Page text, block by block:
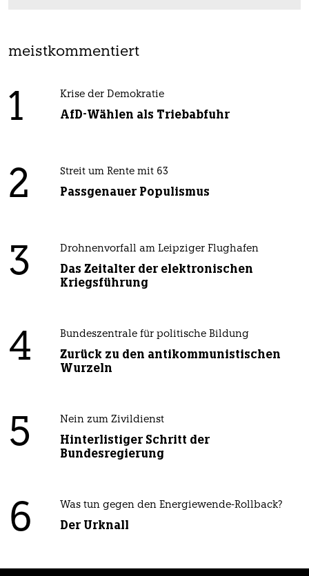
meistkommentiert
1 Krise der Demokratie
AfD-Wählen als Triebabfuhr
2 Streit um Rente mit 63
Passgenauer Populismus
3 Drohnenvorfall am Leipziger Flughafen
Das Zeitalter der elektronischen
Kriegsführung
4 Bundeszentrale für politische Bildung
Zurück zu den antikommunistischen
Wurzeln
5 Nein zum Zivildienst
Hinterlistiger Schritt der
Bundesregierung
6 Was tun gegen den Energiewende-Rollback?
Der Urknall